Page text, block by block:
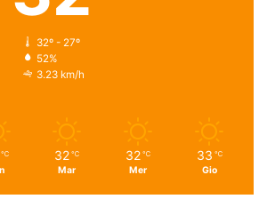
32º - 27º
52%
3.23 km/h
℃ 32 ℃
Mar
32 ℃
Mer
33 ℃
Gio